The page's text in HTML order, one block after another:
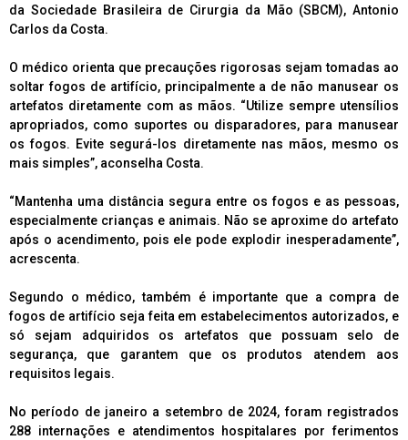
da Sociedade Brasileira de Cirurgia da Mão (SBCM), Antonio
Carlos da Costa.
O médico orienta que precauções rigorosas sejam tomadas ao
soltar fogos de artifício, principalmente a de não manusear os
artefatos diretamente com as mãos. “Utilize sempre utensílios
apropriados, como suportes ou disparadores, para manusear
os fogos. Evite segurá-los diretamente nas mãos, mesmo os
mais simples”, aconselha Costa.
“Mantenha uma distância segura entre os fogos e as pessoas,
especialmente crianças e animais. Não se aproxime do artefato
após o acendimento, pois ele pode explodir inesperadamente”,
acrescenta.
Segundo o médico, também é importante que a compra de
fogos de artifício seja feita em estabelecimentos autorizados, e
só sejam adquiridos os artefatos que possuam selo de
segurança, que garantem que os produtos atendem aos
requisitos legais.
No período de janeiro a setembro de 2024, foram registrados
288 internações e atendimentos hospitalares por ferimentos